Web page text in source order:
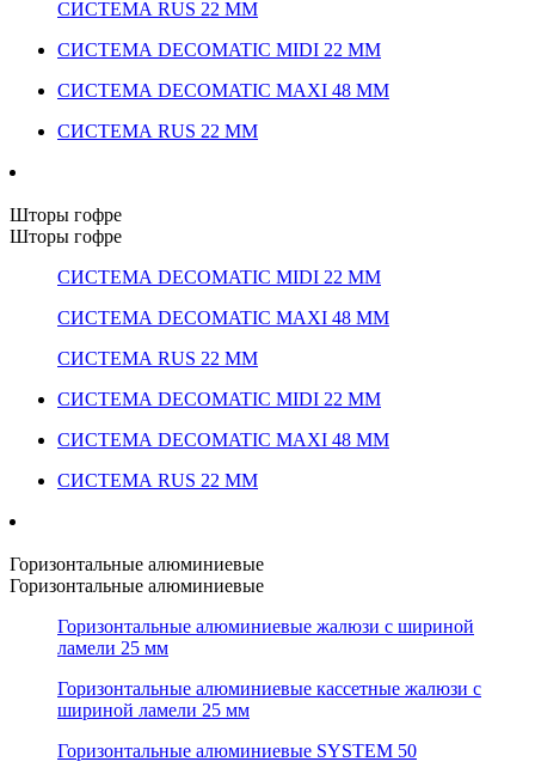
СИСТЕМА RUS 22 ММ
СИСТЕМА DECOMATIC MIDI 22 ММ
СИСТЕМА DECOMATIC MAXI 48 ММ
СИСТЕМА RUS 22 ММ
Шторы гофре
Шторы гофре
СИСТЕМА DECOMATIC MIDI 22 ММ
СИСТЕМА DECOMATIC MAXI 48 ММ
СИСТЕМА RUS 22 ММ
СИСТЕМА DECOMATIC MIDI 22 ММ
СИСТЕМА DECOMATIC MAXI 48 ММ
СИСТЕМА RUS 22 ММ
Горизонтальные алюминиевые
Горизонтальные алюминиевые
Горизонтальные алюминиевые жалюзи с шириной
ламели 25 мм
Горизонтальные алюминиевые кассетные жалюзи с
шириной ламели 25 мм
Горизонтальные алюминиевые SYSTEM 50